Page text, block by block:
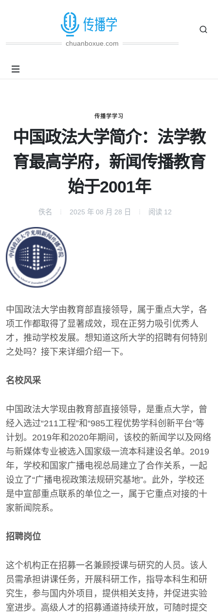
chuanboxue.com
传播学学习
中国政法大学简介：法学教
育最高学府，新闻传播教育
始于2001年
佚名 2025 年 08 月 28 日 阅读 12
中国政法大学由教育部直接领导，属于重点大学，各
项工作都取得了显著成效，现在正努力吸引优秀人
才，推动学校发展。想知道这所大学的招聘有何特别
之处吗？接下来详细介绍一下。
名校风采
中国政法大学现由教育部直接领导，是重点大学，曾
经入选过“211工程”和“985工程优势学科创新平台”等
计划。2019年和2020年期间，该校的新闻学以及网络
与新媒体专业被选入国家级一流本科建设名单。2019
年，学校和国家广播电视总局建立了合作关系，一起
设立了“广播电视政策法规研究基地”。此外，学校还
是中宣部重点联系的单位之一，属于它重点对接的十
家新闻院系。
招聘岗位
这个机构正在招募一名兼顾授课与研究的人员。该人
员需承担讲课任务，开展科研工作，指导本科生和研
究生，参与国内外项目，提供相关支持，并促进实验
室进步。高级人才的招募通道持续开放，可随时提交